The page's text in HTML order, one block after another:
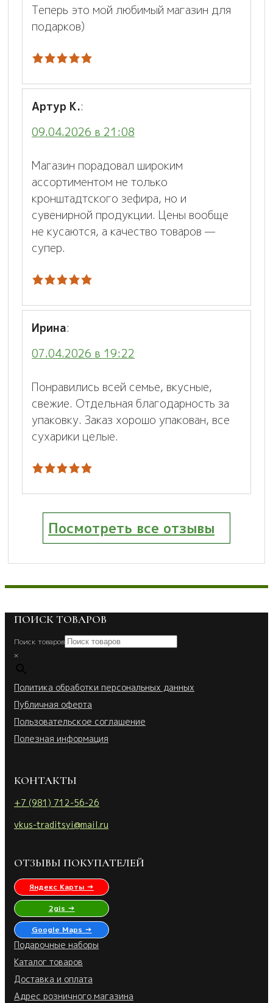
Теперь это мой любимый магазин для
подарков)
Артур К.:
09.04.2026 в 21:08
Магазин порадовал широким
ассортиментом не только
кронштадтского зефира, но и
сувенирной продукции. Цены вообще
не кусаются, а качество товаров —
супер.
Ирина:
07.04.2026 в 19:22
Понравились всей семье, вкусные,
свежие. Отдельная благодарность за
упаковку. Заказ хорошо упакован, все
сухарики целые.
Посмотреть все отзывы
ПОИСК ТОВАРОВ
Поиск товаров
×
Политика обработки персональных данных
Публичная оферта
Пользовательское соглашение
Полезная информация
КОНТАКТЫ
+7 (981) 712-56-26
vkus-traditsyi@mail.ru
ОТЗЫВЫ ПОКУПАТЕЛЕЙ
Яндекс Карты →
2gis →
Google Maps →
Подарочные наборы
Каталог товаров
Доставка и оплата
Адрес розничного магазина